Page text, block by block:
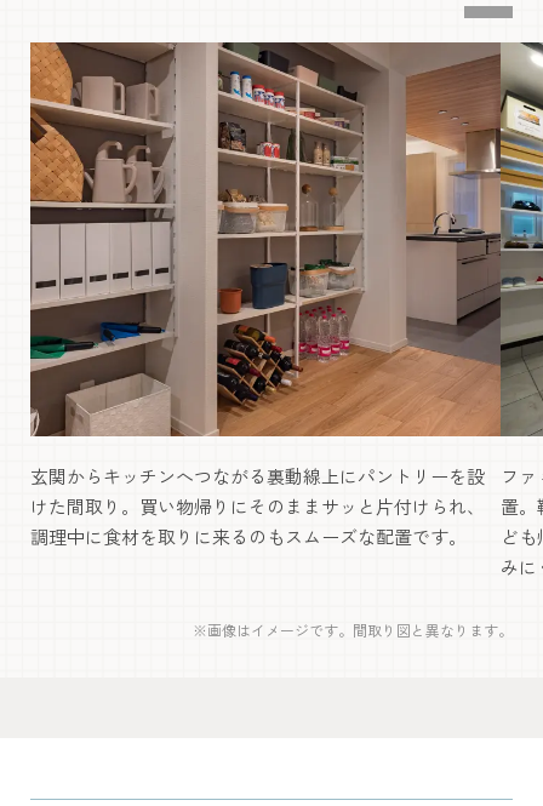
玄関からキッチンへつながる裏動線上にパントリーを設
けた間取り。買い物帰りにそのままサッと片付けられ、
調理中に食材を取りに来るのもスムーズな配置です。
フ
置。
ど
みに
※画像はイメージです。間取り図と異なります。